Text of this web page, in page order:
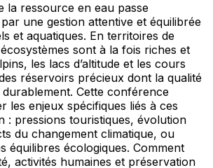
la ressource en eau passe
une gestion attentive et équilibrée
et aquatiques. En territoires de
sont à la fois riches et
les lacs d’altitude et les cours
réservoirs précieux dont la qualité
Cette conférence
les enjeux spécifiques liés à ces
: pressions touristiques, évolution
du changement climatique, ou
équilibres écologiques. Comment
activités humaines et préservation